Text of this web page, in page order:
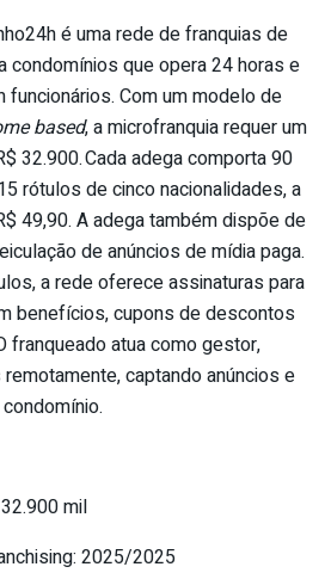
é uma rede de franquias de
condomínios que opera 24 horas e
funcionários. Com um modelo de
based, a microfranquia requer um
32.900. Cada adega comporta 90
rótulos de cinco nacionalidades, a
49,90. A adega também dispõe de
de anúncios de mídia paga.
a rede oferece assinaturas para
benefícios, cupons de descontos
franqueado atua como gestor,
captando anúncios e
mil
2025/2025